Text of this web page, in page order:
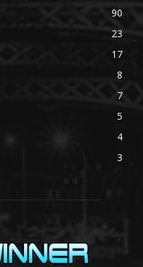
90
23
17
8
7
5
4
3